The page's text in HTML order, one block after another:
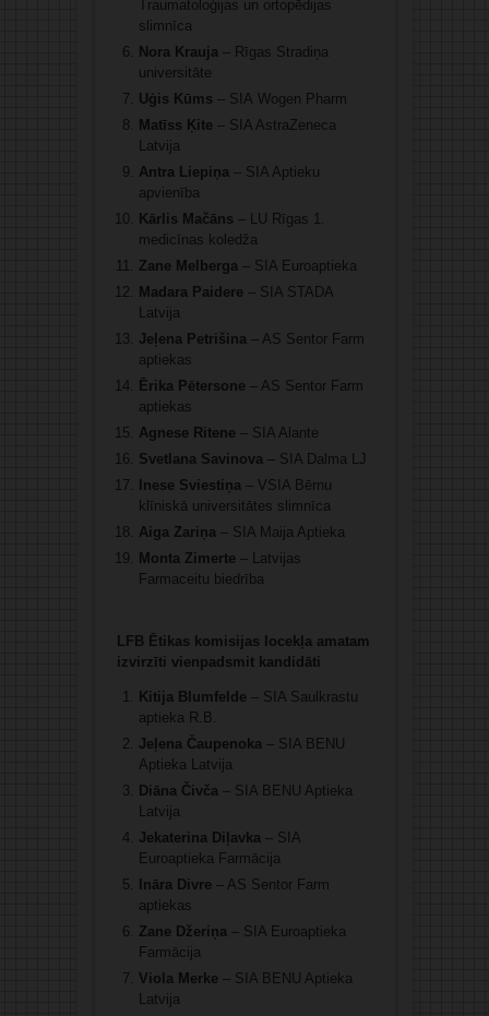
Traumatoloģijas un ortopēdijas
slimnīca
Nora Krauja– Rīgas Stradiņa
universitāte
Uģis Kūms – SIA Wogen Pharm
Matīss Ķite – SIA AstraZeneca
Latvija
Antra Liepiņa– SIA Aptieku
apvienība
Kārlis Mačāns – LU Rīgas 1.
medicīnas koledža
Zane Melberga– SIA Euroaptieka
Madara Paidere – SIA STADA
Latvija
Jeļena Petrišina– AS Sentor Farm
aptiekas
Ērika Pētersone – AS Sentor Farm
aptiekas
Agnese Ritene – SIA Alante
Svetlana Savinova– SIA Dalma LJ
Inese Sviestiņa– VSIA Bērnu
klīniskā universitātes slimnīca
Aiga Zariņa– SIA Maija Aptieka
Monta Zimerte – Latvijas
Farmaceitu biedrība
LFB Ētikas komisijas locekļa amatam
izvirzīti vienpadsmit kandidāti
Kitija Blumfelde – SIA Saulkrastu
aptieka R.B.
Jeļena Čaupenoka– SIA BENU
Aptieka Latvija
Diāna Čivča– SIA BENU Aptieka
Latvija
Jekaterina Diļavka– SIA
Euroaptieka Farmācija
Ināra Divre – AS Sentor Farm
aptiekas
Zane Džeriņa– SIA Euroaptieka
Farmācija
Viola Merke – SIA BENU Aptieka
Latvija